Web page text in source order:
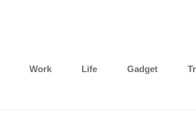
Work Life Gadget